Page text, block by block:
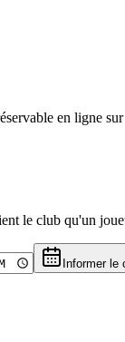
en ligne
le club qu'un
Informer le